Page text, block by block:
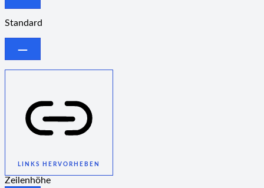
Standard
LINKS HERVORHEBEN
Zeilenhöhe